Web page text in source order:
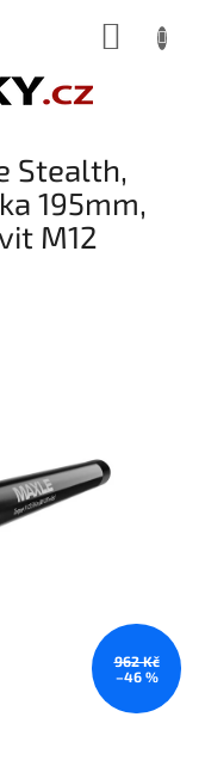
Stealth,
195mm,
M12
962 Kč
–46 %